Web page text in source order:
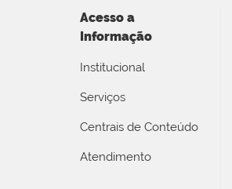
Acesso a
Informação
Institucional
Serviços
Centrais de Conteúdo
Atendimento